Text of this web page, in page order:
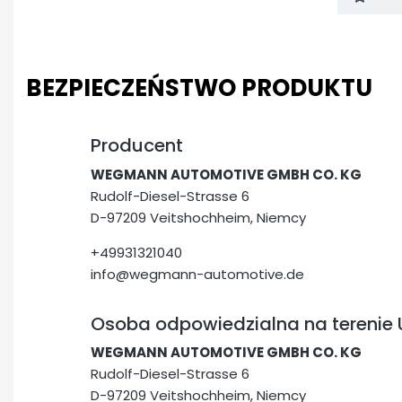
BEZPIECZEŃSTWO PRODUKTU
Producent
WEGMANN AUTOMOTIVE GMBH CO. KG
Rudolf-Diesel-Strasse 6
D-97209 Veitshochheim, Niemcy
+49931321040
info@wegmann-automotive.de
Osoba odpowiedzialna na terenie
WEGMANN AUTOMOTIVE GMBH CO. KG
Rudolf-Diesel-Strasse 6
D-97209 Veitshochheim, Niemcy